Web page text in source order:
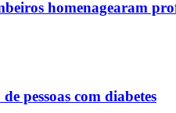
homenagearam
pessoas com diabetes